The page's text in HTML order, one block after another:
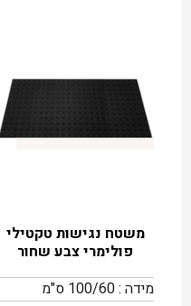
משטח נגישות טקטילי
פולימרי צבע שחור
מידה : 100/60 ס"מ